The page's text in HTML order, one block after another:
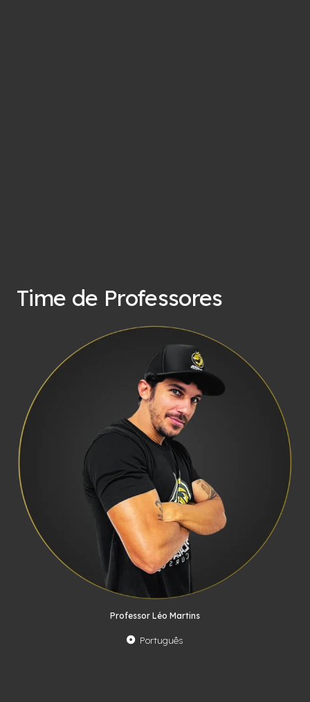
Time de Professores
Professor Léo Martins
Português